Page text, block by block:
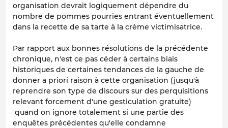
organisation devrait logiquement dépendre du
nombre de pommes pourries entrant éventuellement
dans la recette de sa tarte à la crème victimisatrice.
Par rapport aux bonnes résolutions de la précédente
chronique, n'est ce pas céder à certains biais
historiques de certaines tendances de la gauche de
donner a priori raison à cette organisation (jusqu'à
reprendre son type de discours sur des perquisitions
relevant forcement d'une gesticulation gratuite)
quand on ignore totalement si une partie des
enquêtes précédentes qu'elle condamne